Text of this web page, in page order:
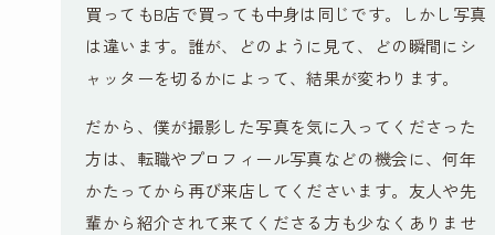
買ってもB店で買っても中身は同じです。しかし写真
は違います。誰が、どのように見て、どの瞬間にシ
ャッターを切るかによって、結果が変わります。
だから、僕が撮影した写真を気に入ってくださった
方は、転職やプロフィール写真などの機会に、何年
かたってから再び来店してくださいます。友人や先
輩から紹介されて来てくださる方も少なくありませ